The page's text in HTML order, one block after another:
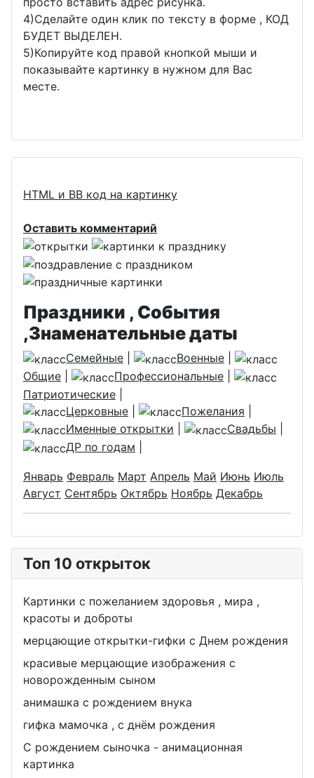
4)Сделайте один клик по тексту в форме , КОД
БУДЕТ ВЫДЕЛЕН.
5)Копируйте код правой кнопкой мыши и
показывайте картинку в нужном для Вас
месте.
HTML и BB код на картинку
Оставить комментарий
Праздники , События
,Знаменательные даты
Семейные Военные
Общие
Профессиональные
Патриотические
Церковные
Пожелания
Именные открытки
Свадьбы
ДР по годам
Январь Февраль Март Апрель Май Июнь Июль
Август Сентябрь Октябрь Ноябрь Декабрь
Топ 10 открыток
Картинки с пожеланием здоровья , мира ,
красоты и доброты
мерцающие открытки-гифки с Днем рождения
красивые мерцающие изображения с
новорожденным сыном
анимашка с рождением внука
гифка мамочка , с днём рождения
С рождением сыночка - анимационная
картинка